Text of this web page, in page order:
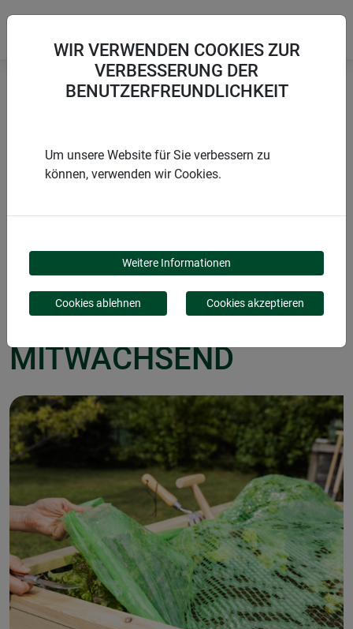
PRODUKTE
FRÜHBEET-
SCHLITZFOLIE
MITWACHSEND
WIR VERWENDEN COOKIES ZUR
VERBESSERUNG DER
BENUTZERFREUNDLICHKEIT
Um unsere Website für Sie verbessern zu
können, verwenden wir Cookies.
Weitere Informationen
Cookies ablehnen Cookies akzeptieren